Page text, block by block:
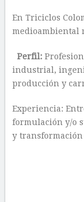
En Triciclos
medioambiental
Perfil:
industrial,
producción y
Experiencia:
formulación y/o
y